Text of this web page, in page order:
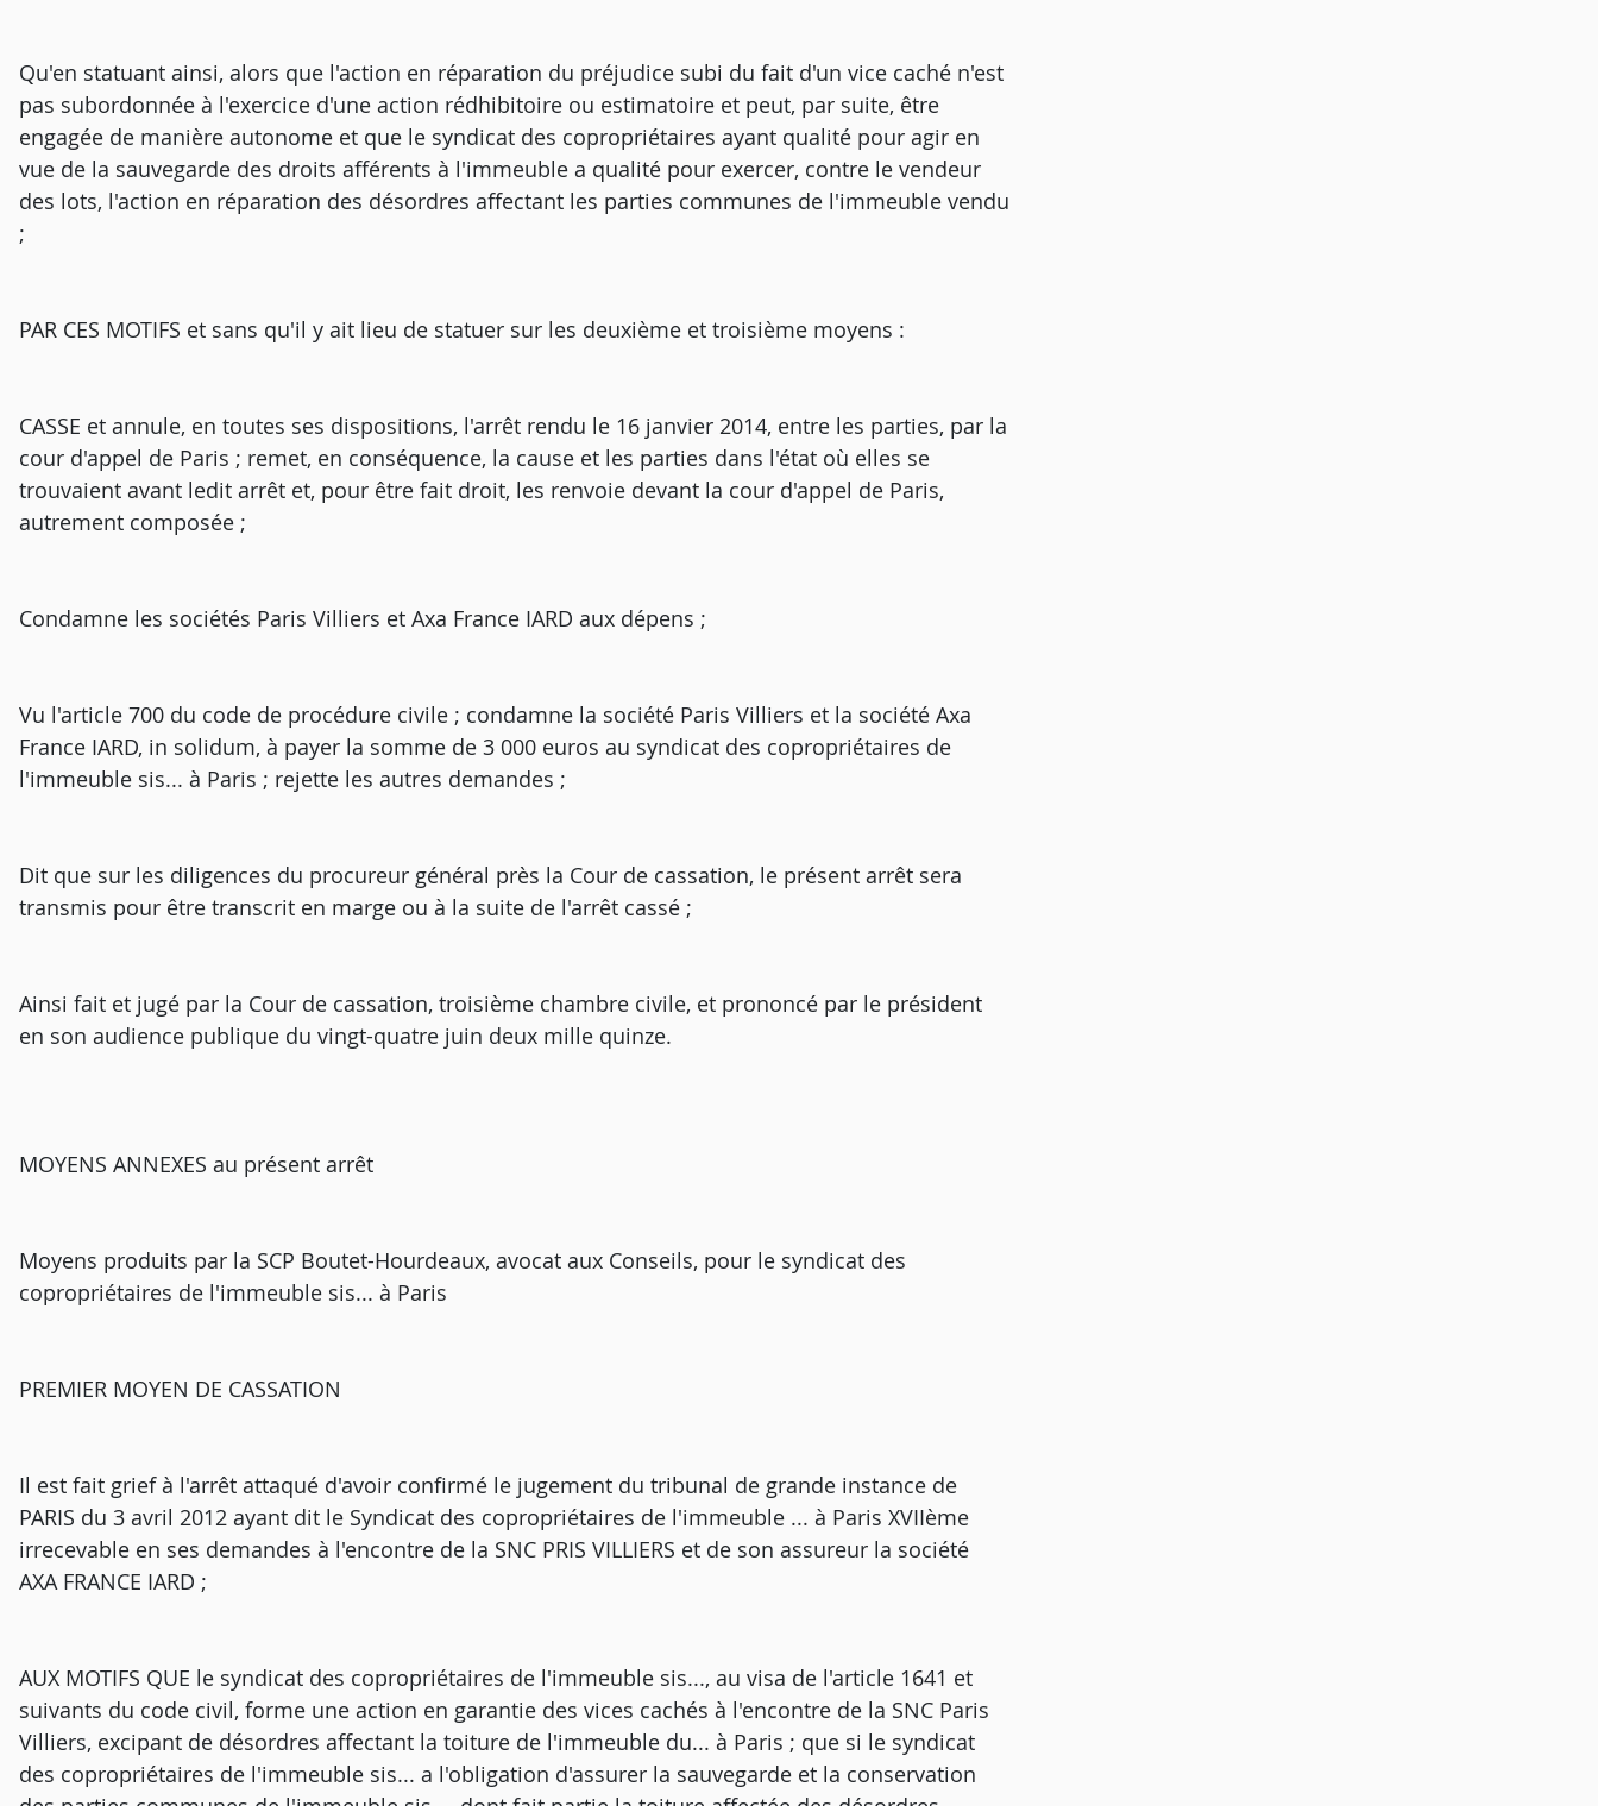
Qu'en statuant ainsi, alors que l'action en réparation du préjudice subi du fait d'un vice caché n'est
pas subordonnée à l'exercice d'une action rédhibitoire ou estimatoire et peut, par suite, être
engagée de manière autonome et que le syndicat des copropriétaires ayant qualité pour agir en
vue de la sauvegarde des droits afférents à l'immeuble a qualité pour exercer, contre le vendeur
des lots, l'action en réparation des désordres affectant les parties communes de l'immeuble vendu
;
PAR CES MOTIFS et sans qu'il y ait lieu de statuer sur les deuxième et troisième moyens :
CASSE et annule, en toutes ses dispositions, l'arrêt rendu le 16 janvier 2014, entre les parties, par la
cour d'appel de Paris ; remet, en conséquence, la cause et les parties dans l'état où elles se
trouvaient avant ledit arrêt et, pour être fait droit, les renvoie devant la cour d'appel de Paris,
autrement composée ;
Condamne les sociétés Paris Villiers et Axa France IARD aux dépens ;
Vu l'article 700 du code de procédure civile ; condamne la société Paris Villiers et la société Axa
France IARD, in solidum, à payer la somme de 3 000 euros au syndicat des copropriétaires de
l'immeuble sis... à Paris ; rejette les autres demandes ;
Dit que sur les diligences du procureur général près la Cour de cassation, le présent arrêt sera
transmis pour être transcrit en marge ou à la suite de l'arrêt cassé ;
Ainsi fait et jugé par la Cour de cassation, troisième chambre civile, et prononcé par le président
en son audience publique du vingt-quatre juin deux mille quinze.
MOYENS ANNEXES au présent arrêt
Moyens produits par la SCP Boutet-Hourdeaux, avocat aux Conseils, pour le syndicat des
copropriétaires de l'immeuble sis... à Paris
PREMIER MOYEN DE CASSATION
Il est fait grief à l'arrêt attaqué d'avoir confirmé le jugement du tribunal de grande instance de
PARIS du 3 avril 2012 ayant dit le Syndicat des copropriétaires de l'immeuble ... à Paris XVIIème
irrecevable en ses demandes à l'encontre de la SNC PRIS VILLIERS et de son assureur la société
AXA FRANCE IARD ;
AUX MOTIFS QUE le syndicat des copropriétaires de l'immeuble sis..., au visa de l'article 1641 et
suivants du code civil, forme une action en garantie des vices cachés à l'encontre de la SNC Paris
Villiers, excipant de désordres affectant la toiture de l'immeuble du... à Paris ; que si le syndicat
des copropriétaires de l'immeuble sis... a l'obligation d'assurer la sauvegarde et la conservation